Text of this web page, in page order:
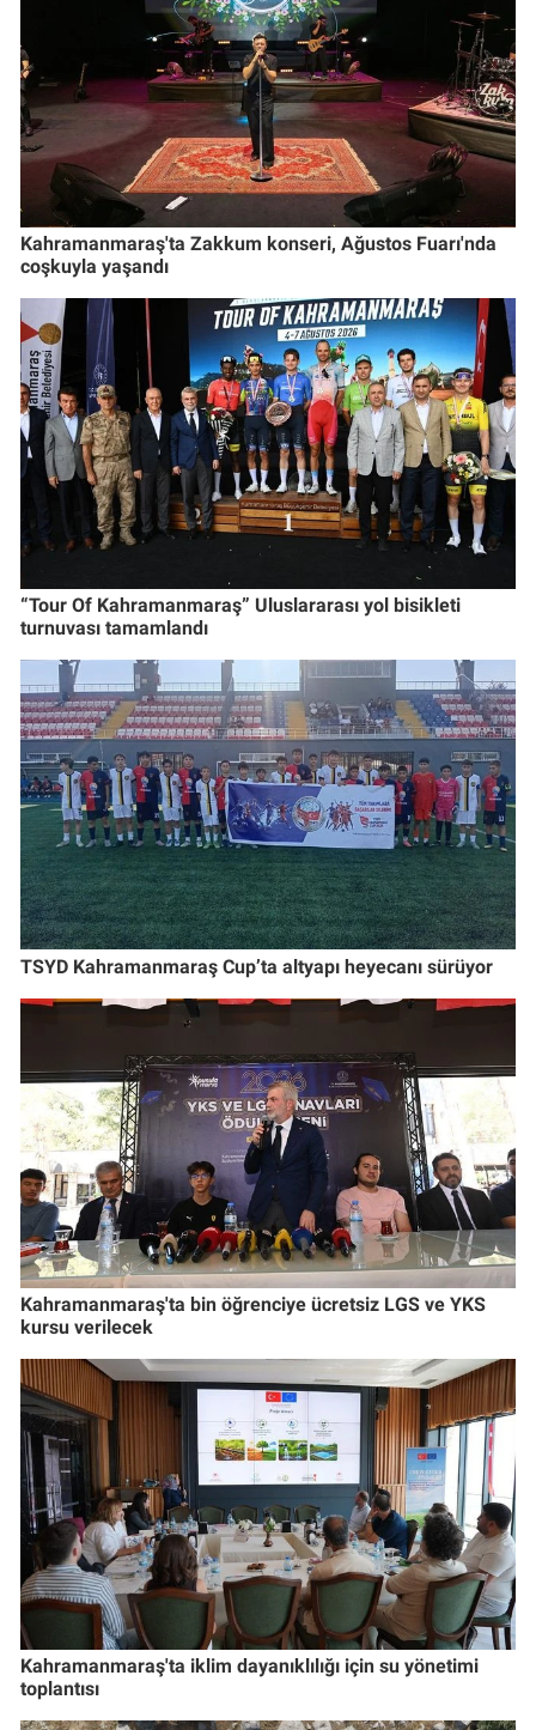
Kahramanmaraş'ta Zakkum konseri, Ağustos Fuarı'nda
coşkuyla yaşandı
“Tour Of Kahramanmaraş” Uluslararası yol bisikleti
turnuvası tamamlandı
TSYD Kahramanmaraş Cup’ta altyapı heyecanı sürüyor
Kahramanmaraş'ta bin öğrenciye ücretsiz LGS ve YKS
kursu verilecek
Kahramanmaraş'ta iklim dayanıklılığı için su yönetimi
toplantısı